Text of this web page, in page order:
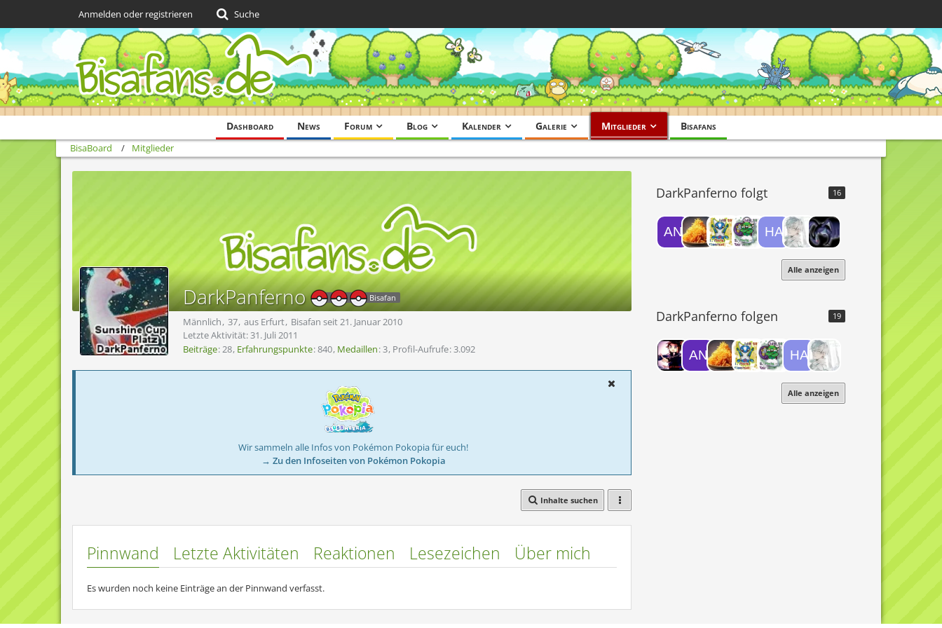
Dashboard News Forum Blog Kalender Galerie Mitglieder Bisafans
Anmelden oder registrieren Suche
BisaBoard Mitglieder
DarkPanferno Bisafan
Männlich 37 aus Erfurt Bisafan seit 21. Januar 2010
Letzte Aktivität:31. Juli 2011
Beiträge 28 Erfahrungspunkte 840 Medaillen 3 Profil-Aufrufe 3.092
Wir sammeln alle Infos von Pokémon Pokopia für euch!
→ Zu den Infoseiten von Pokémon Pokopia
Inhalte suchen
Pinnwand Letzte Aktivitäten Reaktionen Lesezeichen Über mich
Es wurden noch keine Einträge an der Pinnwand verfasst.
DarkPanferno folgt 16
Alle anzeigen
DarkPanferno folgen 19
Alle anzeigen